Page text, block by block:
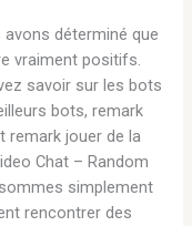
avons déterminé que
vraiment positifs.
savoir sur les bots
bots, remark
remark jouer de la
Chat – Random
simplement
rencontrer des